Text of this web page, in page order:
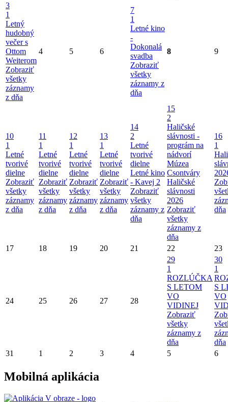
3
1
Letný
hudobný
večer s
Ottom
Weiterom
Zobraziť
všetky
záznamy
z dňa
4 5 6
7
1
Letné kino
-
Dokonalá
svadba
Zobraziť
všetky
záznamy z
dňa
8 9
10
1
Letné
tvorivé
dielne
Zobraziť
všetky
záznamy
z dňa
11
1
Letné
tvorivé
dielne
Zobraziť
všetky
záznamy
z dňa
12
1
Letné
tvorivé
dielne
Zobraziť
všetky
záznamy
z dňa
13
1
Letné
tvorivé
dielne
Zobraziť
všetky
záznamy
z dňa
14
2
Letné
tvorivé
dielne
Letné kino
- Kavej 2
Zobraziť
všetky
záznamy z
dňa
15
2
Haličské
slávnosti -
prográm na
nádvorí
Múzea
Csontváry
Haličské
slávnosti
2026
Zobraziť
všetky
záznamy z
dňa
16
1
dňa
17 18 19 20 21 22 23
24 25 26 27 28
29
1
ROZLÚČKA
S LETOM
VO
VIDINEJ
Zobraziť
všetky
záznamy z
dňa
30
1
S
VO
dňa
31
1 2 3 4 5 6
Mobilná aplikácia